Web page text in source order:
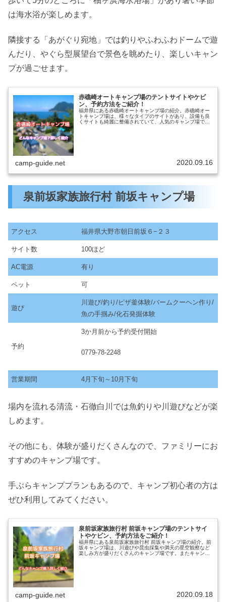
は海水浴が楽しめます。
隣接する「あがぐり宛地」では釣りやふわふわドームで遊
んだり、やぐら型展望台で景色を眺めたり、楽しいキャン
プが過ごせます。
赤礁崎オートキャンプ場のテントサイトやケビ
ン、予約方法をご紹介！
福井県にある赤礁崎オートキャンプ場の紹介。赤礁崎オー
トキャンプ場は、様々なタイプのサイトがあり、設備も良
くサイトも綺麗に整備されていて、人気のキャンプ場で
camp-guide.net 2020.09.16
泉前坂家族旅行村 前坂キャンプ場
アクセス 福井県大野市朝日前坂６−２３
サイト数 100ほど
AC電源 有り
ペット 可
遊び
川遊び/釣り/ピザ釜体験/バームクーヘン作り/
魚の手掴み/化石発掘体験
予約
3か月前から予約受付開始
0779-78-2248
営業期間 4月下旬～10月下旬
場内を流れる清流・石徹白川では魚釣りや川遊びなどが楽
しめます。
その他にも、体験が盛りだくさんなので、ファミリーにお
すすめのキャンプ場です。
手ぶらキャンププランもあるので、キャンプ初心者の方は
ぜひ利用してみてください。
泉前坂家族旅行村 前坂キャンプ場のテントサイ
トやケビン、予約方法をご紹介！
福井県にある泉前坂家族旅行村 前坂キャンプ場の紹介。前
坂キャンプ場は、川遊びや昆虫採集や満天の星空観察など
楽しみ方が盛りだくさんのキャンプ場です。またキャンプ
camp-guide.net 2020.09.18